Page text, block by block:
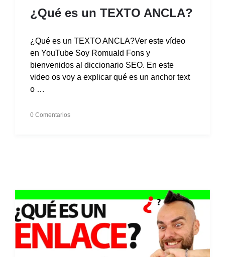
¿Qué es un TEXTO ANCLA?
¿Qué es un TEXTO ANCLA?Ver este vídeo
en YouTube Soy Romuald Fons y
bienvenidos al diccionario SEO. En este
video os voy a explicar qué es un anchor text
o …
0 Comentarios